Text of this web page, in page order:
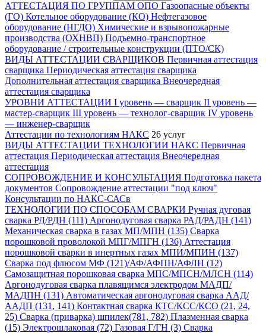
АТТЕСТАЦИЯ ПО ГРУППАМ ОПО Газоопасные объекты
(ГО) Котельное оборудование (КО) Нефтегазовое
оборудование (НГДО) Химические и взрывопожарные
производства (ОХНВП) Подъемно-транспортное
оборудование / строительные конструкции (ПТО/СК)
ВИДЫ АТТЕСТАЦИИ СВАРЩИКОВ Первичная аттестация
сварщика Периодическая аттестация сварщика
Дополнительная аттестация сварщика Внеочередная
аттестация сварщика
УРОВНИ АТТЕСТАЦИИ I уровень — сварщик II уровень —
мастер-сварщик III уровень — технолог-сварщик IV уровень
— инженер-сварщик
Аттестации по технологиям НАКС 26 услуг
ВИДЫ АТТЕСТАЦИИ ТЕХНОЛОГИИ НАКС Первичная
аттестация Периодическая аттестация Внеочередная
аттестация
СОПРОВОЖДЕНИЕ И КОНСУЛЬТАЦИЯ Подготовка пакета
документов Сопровождение аттестации "под ключ"
Консультации по НАКС-САСв
ТЕХНОЛОГИИ ПО СПОСОБАМ СВАРКИ Ручная дуговая
сварка РД/РДН (111) Аргонодуговая сварка РАД/РАДН (141)
Механическая сварка в газах МП/МПН (135) Сварка
порошковой проволокой МПГ/МПГН (136) Аттестация
порошковой сварки в инертных газах МПИ/МПИН (137)
Сварка под флюсом МФ (121)/АФ/АФПН/АФЛН (12)
Самозащитная порошковая сварка МПС/МПСН/МЛСН (114)
Аргонодуговая сварка плавящимся электродом МАДП/
МАДПН (131) Автоматическая аргонодуговая сварка ААД/
ААДП (131, 141) Контактная сварка КТС/КСС/КСО (21, 24,
25) Сварка (приварка) шпилек(781, 782) Плазменная сварка
(15) Электрошлаковая (72) Газовая Г/ГН (3) Сварка